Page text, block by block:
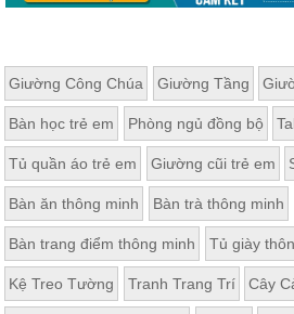
Giường Công Chúa Giường Tầng
Bàn học trẻ em Phòng ngủ đồng bộ
Tủ quần áo trẻ em Giường cũi trẻ em
Bàn ăn thông minh Bàn trà thông minh
Bàn trang điểm thông minh Tủ giày
Kệ Treo Tường Tranh Trang Trí Cây